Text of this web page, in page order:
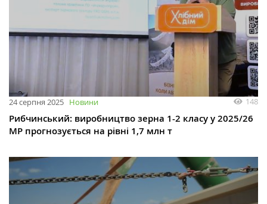
24 серпня 2025 Новини 148
Рибчинський: виробництво зерна 1-2 класу у 2025/26
МР прогнозується на рівні 1,7 млн т